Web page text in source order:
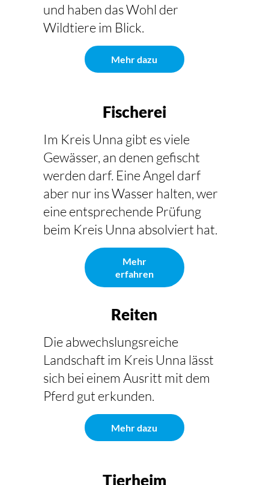
und haben das Wohl der
Wildtiere im Blick.
Mehr dazu
Fischerei
Im Kreis Unna gibt es viele
Gewässer, an denen gefischt
werden darf. Eine Angel darf
aber nur ins Wasser halten, wer
eine entsprechende Prüfung
beim Kreis Unna absolviert hat.
Mehr
erfahren
Reiten
Die abwechslungsreiche
Landschaft im Kreis Unna lässt
sich bei einem Ausritt mit dem
Pferd gut erkunden.
Mehr dazu
Tierheim